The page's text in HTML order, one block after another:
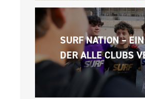
SURF NATION –
DER ALLE CLUBS